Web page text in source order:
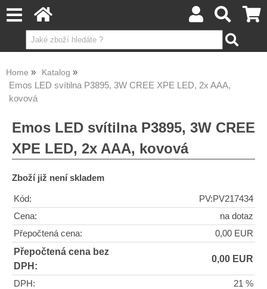
Home Katalog
Emos LED svítilna P3895, 3W CREE XPE LED, 2x AAA,
kovová
Emos LED svítilna P3895, 3W CREE
XPE LED, 2x AAA, kovová
Zboží již není skladem
Kód:
PV:PV217434
Cena:
na dotaz
Přepočtená cena:
0,00 EUR
Přepočtená cena bez
DPH:
0,00 EUR
DPH:
21 %